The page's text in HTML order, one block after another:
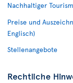
Nachhaltiger
Preise und
Englisch)
Stellenangebote
Rechtliche